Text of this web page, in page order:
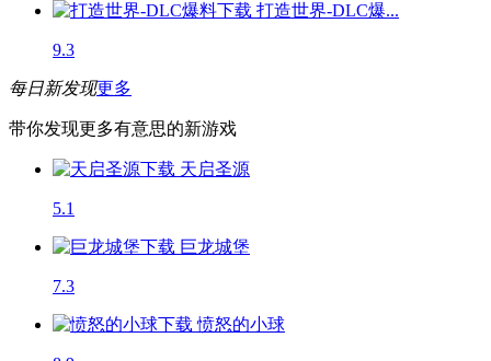
打造世界-DLC爆...
9.3
每日新发现更多
带你发现更多有意思的新游戏
天启圣源
5.1
巨龙城堡
7.3
愤怒的小球